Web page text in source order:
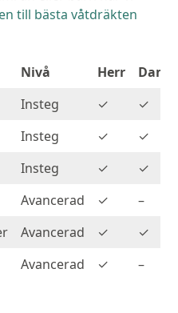
till bästa våtdräkten
Nivå Herr
Dam
Insteg ✓
✓
Insteg ✓
✓
Insteg ✓
✓
Avancerad ✓
–
Avancerad ✓
✓
Avancerad ✓ –